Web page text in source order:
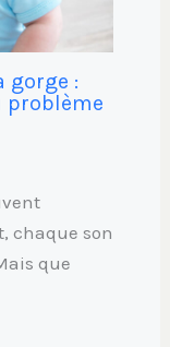
gorge :
problème
chaque son
que